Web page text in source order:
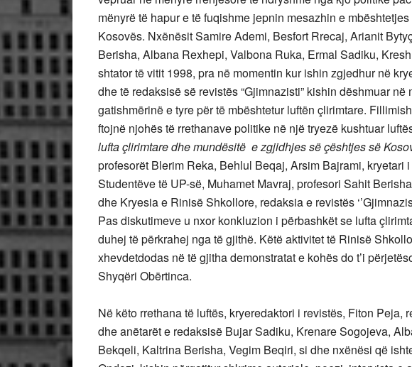
mënyrë të hapur e të fuqishme jepnin mesazhin e
Kosovës. Nxënësit Samire Ademi, Besfort Rrecaj, Arianit
Berisha, Albana Rexhepi, Valbona Ruka, Ermal Sadiku,
shtator të vitit 1998, pra në momentin kur ishin zgjedhur në
dhe të redaksisë së revistës “Gjimnazisti” kishin dëshmuar
gatishmërinë e tyre për të mbështetur luftën çlirimtare.
ftojnë njohës të rrethanave politike në një tryezë kushtuar
lufta çlirimtare dhe mundësitë e zgjidhjes së çështjes së
profesorët Blerim Reka, Behlul Beqaj, Arsim Bajrami, kryetari
Studentëve të UP-së, Muhamet Mavraj, profesori Sahit
dhe Kryesia e Rinisë Shkollore, redaksia e revistës
Pas diskutimeve u nxor konkluzion i përbashkët se lufta
duhej të përkrahej nga të gjithë. Këtë aktivitet të Rinisë
xhevdetdodas në të gjitha demonstratat e kohës do t’i
Shyqëri Obërtinca.
Në këto rrethana të luftës, kryeredaktori i revistës, Fiton Peja,
dhe anëtarët e redaksisë Bujar Sadiku, Krenare Sogojeva,
Bekqeli, Kaltrina Berisha, Vegim Beqiri, si dhe nxënësi që